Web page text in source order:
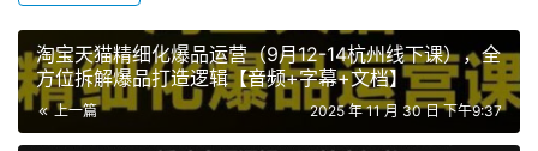
淘宝天猫精细化爆品运营（9月12-14杭州线下课），全
方位拆解爆品打造逻辑【音频+字幕+文档】
上一篇 2025 年 11 月 30 日 下午9:37